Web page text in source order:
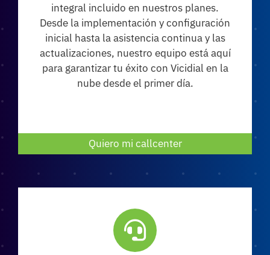
integral incluido en nuestros planes.
Desde la implementación y configuración
inicial hasta la asistencia continua y las
actualizaciones, nuestro equipo está aquí
para garantizar tu éxito con Vicidial en la
nube desde el primer día.
Quiero mi callcenter